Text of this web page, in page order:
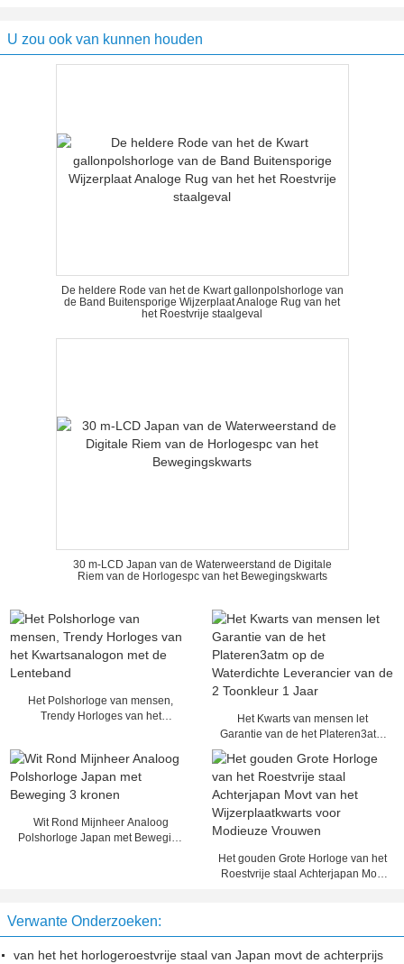
U zou ook van kunnen houden
De heldere Rode van het de Kwart gallonpolshorloge van
de Band Buitensporige Wijzerplaat Analoge Rug van het
het Roestvrije staalgeval
30 m-LCD Japan van de Waterweerstand de Digitale
Riem van de Horlogespc van het Bewegingskwarts
Het Polshorloge van mensen,
Trendy Horloges van het
Het Kwarts van mensen let
Garantie van de het Plateren3atm
op de Waterdichte Leverancier van
de 2 Toonkleur 1 Jaar
Wit Rond Mijnheer Analoog
Polshorloge Japan met Beweging
Het gouden Grote Horloge van het
Roestvrije staal Achterjapan Movt
Verwante Onderzoeken:
van het het horlogeroestvrije staal van Japan movt de achterprijs